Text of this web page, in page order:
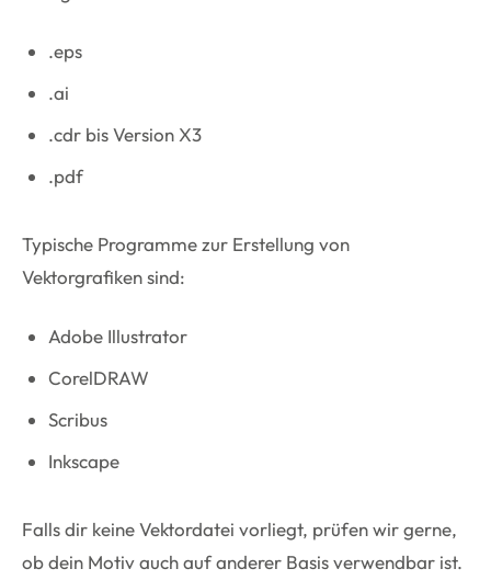
.eps
.ai
.cdr bis Version X3
.pdf
Typische Programme zur Erstellung von
Vektorgrafiken sind:
Adobe Illustrator
CorelDRAW
Scribus
Inkscape
Falls dir keine Vektordatei vorliegt, prüfen wir gerne,
ob dein Motiv auch auf anderer Basis verwendbar ist.